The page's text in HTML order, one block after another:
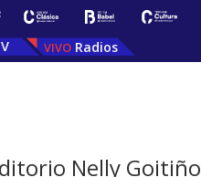
Radios
Nelly Goitiño